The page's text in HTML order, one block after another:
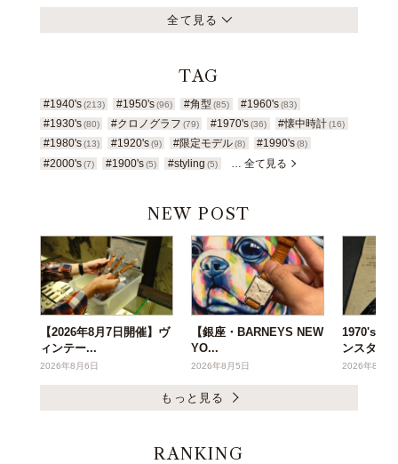
全て見る
TAG
#1940's (213) #1950's(96) #角型 (85) #1960's (83)
#1930's (80) #クロノグラフ (79) #1970's(36) #懐中時計 (16)
#1980's (13) #1920's(9) #限定モデル(8) #1990's (8)
#2000's (7) #1900's(5) #styling (5) … 全て見る
NEW POST
【2026年8月7日開催】ヴ
ィンテー...
2026年8月6日
【銀座・BARNEYS NEW
YO...
2026年8月5日
1970's ヴ
ンスタ...
2026年8月3
もっと見る
RANKING